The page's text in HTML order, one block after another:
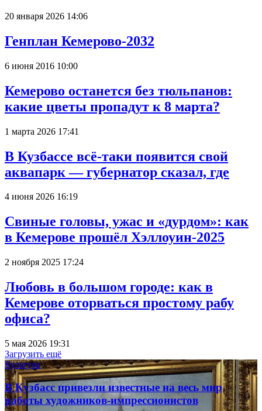
20 января 2026 14:06
Генплан Кемерово-2032
6 июня 2016 10:00
Кемерово останется без тюльпанов:
какие цветы пропадут к 8 марта?
1 марта 2026 17:41
В Кузбассе всё-таки появится свой
аквапарк — губернатор сказал, где
4 июня 2026 16:19
Свиные головы, ужас и «дурдом»: как
в Кемерове прошёл Хэллоуин-2025
2 ноября 2025 17:24
Любовь в большом городе: как в
Кемерове оторваться простому рабу
офиса?
5 мая 2026 19:31
Загрузить ещё
Культура
В Кузбасс привезли известные на весь мир
работы художников-импрессионистов